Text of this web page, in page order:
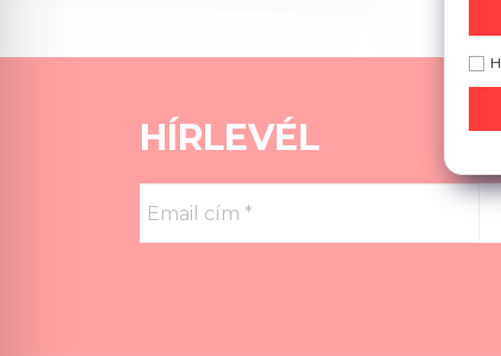
HÍRLEVÉL
cím
*